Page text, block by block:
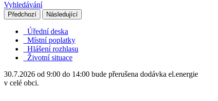
Vyhledávání
Předchozí Následující
Úřední deska
Místní poplatky
Hlášení rozhlasu
Životní situace
30.7.2026 od 9:00 do 14:00 bude přerušena dodávka el.energie
v celé obci.